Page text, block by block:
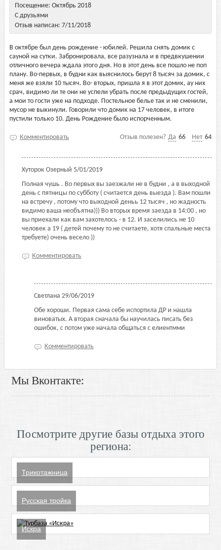
Посещение: Октябрь 2018
С друзьями
Отзыв написан: 7/11/2018
В октябре был день рождение - юбилей. Решила снять домик с
сауной на сутки. Забронировала, все разузнала и в предвкушении
отличного вечера ждала этого дня. Но в этот день все пошло не поп
плану. Во-первых, в будни как выяснилось берут 8 тысяч за домик, с
меня же взяли 10 тысяч. Во- вторых, пришла я в этот домик, ау них
срач, видимо ли те они не успели убрать после предыдущих гостей,
а мои то гости уже на подходе. Постельное белье так и не сменили,
мусор не выкинули. Говорили что домик на 17 человек, в итоге
пустили только 10. День Рождение было испорченным.
Отзыв полезен? Да 66 Нет 64
Комментировать
Хуторок Озерный 5/01/2019
Полная чушь . Во первых вы заезжали не в будни , а в выходной
день с пятницы по субботу ( считается день выезда ). Вам пошли
на встречу , потому что выходной деньь 12 тысяч , но жадность
видимо ваша необъятна))) Во вторых время заезда в 14:00 , но
вы приехали как вам захотелось - в 12. И заселились не 10
человек а 19 ( детей почему то не считаете, хотя спальные места
требуете) очень весело ))
Комментировать
Светлана 29/06/2019
Обе хороши. Первая сама себе испортила ДР и нашла
виноватых. А вторая сначала бы научилась писать без
ошибок, с потом уже начала общаться с елиентмми
Комментировать
Мы Вконтакте:
Посмотрите другие базы отдыха этого
региона:
Трикотажница
Русская тройка
Искра